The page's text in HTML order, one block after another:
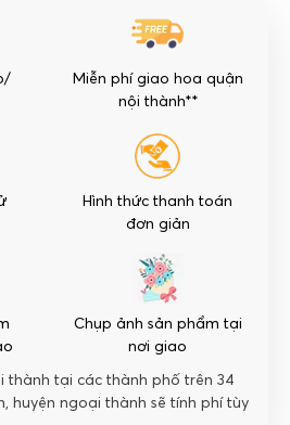
Miễn phí giao hoa quận
nội thành**
Hình thức thanh toán
đơn giản
Chụp ảnh sản phẩm tại
nơi giao
thành tại các thành phố trên 34
huyện ngoại thành sẽ tính phí tùy